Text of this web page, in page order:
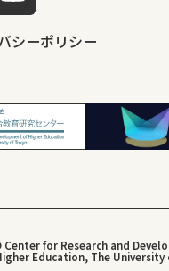
シーポリシー
Center for Research and
Education, The University